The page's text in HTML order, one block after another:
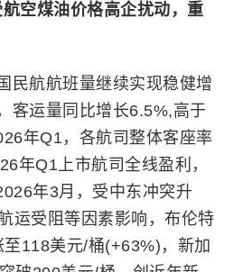
空煤油价格高企扰动，重
民航航班量继续实现稳健增
客运量同比增长6.5%,高于
年Q1，各航司整体客座率
年Q1上市航司全线盈利，
年3月，受中东冲突升
运受阻等因素影响，布伦特
118美元/桶(+63%)，新加